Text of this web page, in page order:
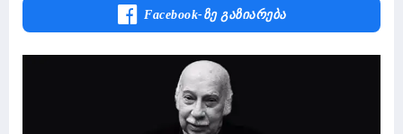
Facebook-Ზე Გაზიარება